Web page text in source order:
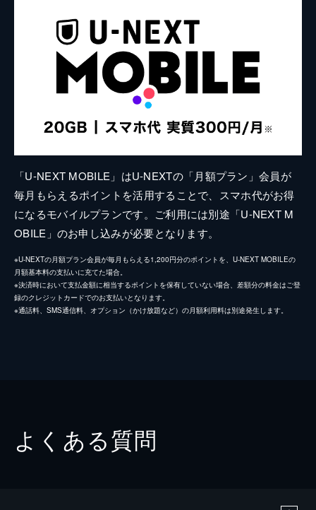
「U-NEXT MOBILE」はU-NEXTの「月額プラン」会員が
毎月もらえるポイントを活用することで、スマホ代がお得
になるモバイルプランです。ご利用には別途「U-NEXT M
OBILE」のお申し込みが必要となります。
※U-NEXTの月額プラン会員が毎月もらえる1,200円分のポイントを、U-NEXT MOBILEの
月額基本料の支払いに充てた場合。
※決済時において支払金額に相当するポイントを保有していない場合、差額分の料金はご登
録のクレジットカードでのお支払いとなります。
※通話料、SMS通信料、オプション（かけ放題など）の月額利用料は別途発生します。
よくある質問